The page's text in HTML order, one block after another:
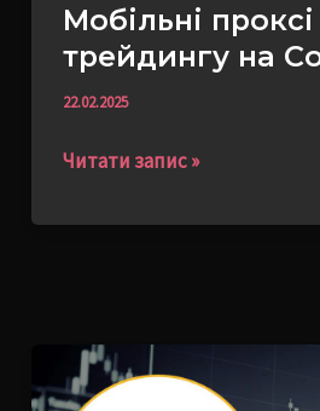
Мобільні
трейдингу на
22.02.2025
Читати запис »
Мобільні
проксі